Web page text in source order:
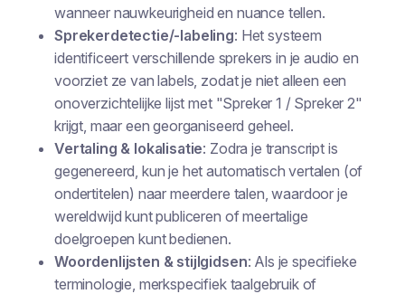
wanneer nauwkeurigheid en nuance tellen.
Sprekerdetectie/-labeling: Het systeem
identificeert verschillende sprekers in je audio en
voorziet ze van labels, zodat je niet alleen een
onoverzichtelijke lijst met "Spreker 1 / Spreker 2"
krijgt, maar een georganiseerd geheel.
Vertaling & lokalisatie: Zodra je transcript is
gegenereerd, kun je het automatisch vertalen (of
ondertitelen) naar meerdere talen, waardoor je
wereldwijd kunt publiceren of meertalige
doelgroepen kunt bedienen.
Woordenlijsten & stijlgidsen: Als je specifieke
terminologie, merkspecifiek taalgebruik of